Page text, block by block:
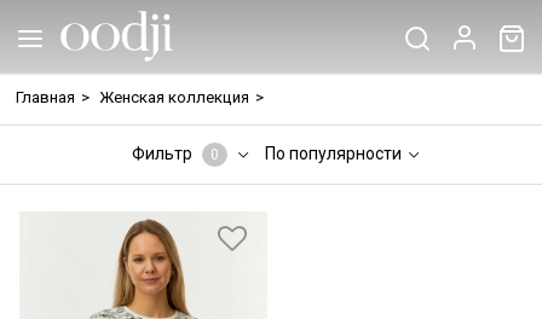
Главная > Женская коллекция >
Фильтр 0 По популярности